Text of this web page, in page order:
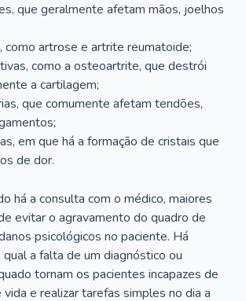
que geralmente afetam mãos, joelhos
como artrose e artrite reumatoide;
como a osteoartrite, que destrói
a cartilagem;
que comumente afetam tendões,
em que há a formação de cristais que
de dor.
há a consulta com o médico, maiores
evitar o agravamento do quadro de
psicológicos no paciente. Há
a falta de um diagnóstico ou
tornam os pacientes incapazes de
e realizar tarefas simples no dia a